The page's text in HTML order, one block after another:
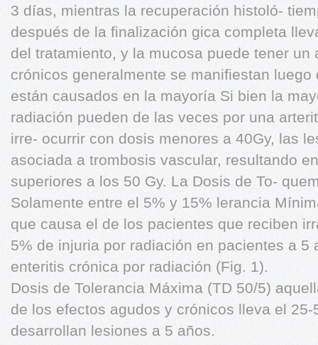
3 días, mientras la recuperación histoló-
después de la finalización gica completa
del tratamiento, y la mucosa puede tener un
crónicos generalmente se manifiestan
están causados en la mayoría Si bien la
radiación pueden de las veces por una
irre- ocurrir con dosis menores a 40Gy, las
asociada a trombosis vascular, resultando
superiores a los 50 Gy. La Dosis de To-
Solamente entre el 5% y 15% lerancia
que causa el de los pacientes que reciben
5% de injuria por radiación en pacientes a 5
enteritis crónica por radiación (Fig. 1).
Dosis de Tolerancia Máxima (TD 50/5)
de los efectos agudos y crónicos lleva el
desarrollan lesiones a 5 años.